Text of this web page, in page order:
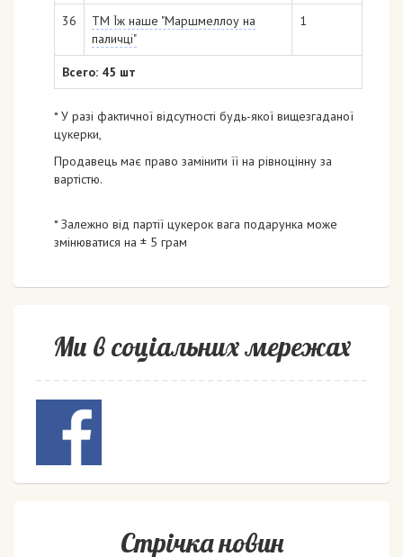
36
ТМ Їж наше "Маршмеллоу на
паличці"
1
Всего: 45 шт
* У разі фактичної відсутності будь-якої вищезгаданої
цукерки,
Продавець має право замінити її на рівноцінну за
вартістю.
* Залежно від партії цукерок вага подарунка може
змінюватися на ± 5 грам
Ми в соціальних мережах
Стрічка новин